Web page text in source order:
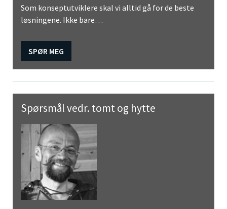
Som konseptutviklere skal vi alltid gå for de beste
løsningene. Ikke bare…
SPØR MEG
Spørsmål vedr. tomt og hytte